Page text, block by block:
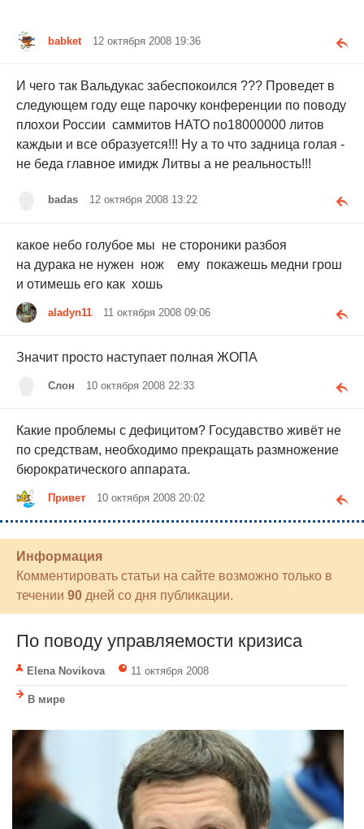
babket 12 октября 2008 19:36
И чего так Вальдукас забеспокоился ??? Проведет в
следующем году еще парочку конференции по поводу
плохои России саммитов НАТО по18000000 литов
каждыи и все образуется!!! Ну а то что задница голая -
не беда главное имидж Литвы а не реальность!!!
badas 12 октября 2008 13:22
какое небо голубое мы не стороники разбоя
на дурака не нужен нож ему покажешь медни грош
и отимешь его как хошь
aladyn11 11 октября 2008 09:06
Значит просто наступает полная ЖОПА
Слон 10 октября 2008 22:33
Какие проблемы с дефицитом? Госудавство живёт не
по средствам, необходимо прекращать размножение
бюрократического аппарата.
Привет 10 октября 2008 20:02
Информация
Комментировать статьи на сайте возможно только в
течении 90 дней со дня публикации.
По поводу управляемости кризиса
Elena Novikova 11 октября 2008
В мире